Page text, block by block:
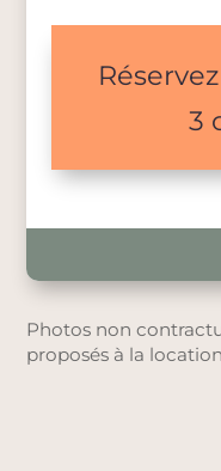
3
Photos non
proposés à la